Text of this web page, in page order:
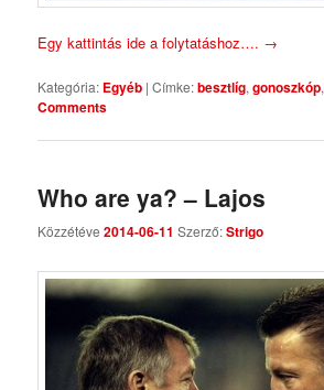
Egy kattintás ide a folytatáshoz…. →
Kategória: Egyéb |Címke:besztlíg,gonoszkóp,
Comments
Who are ya? – Lajos
Közzétéve2014-06-11 Szerző:Strigo